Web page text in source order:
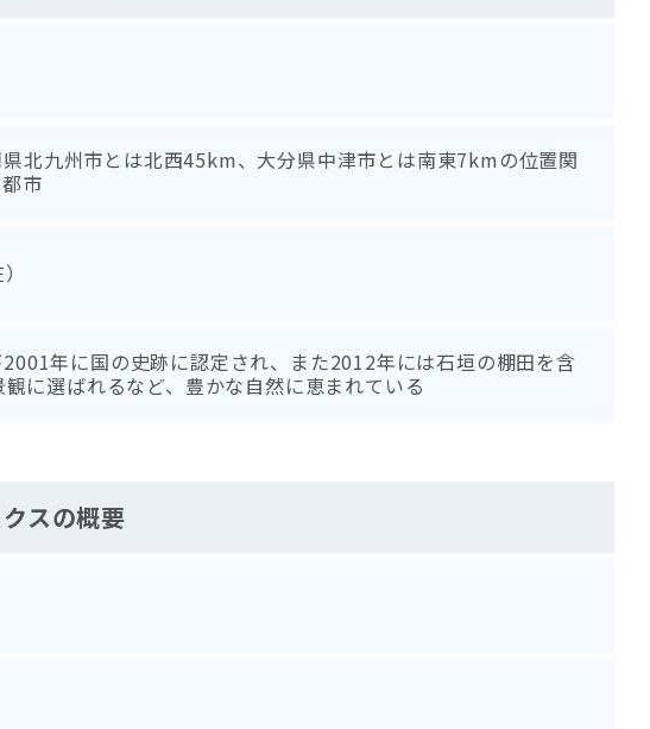
北九州市とは北西45km、大分県中津市とは南東7kmの位置関
市
年に国の史跡に認定され、また2012年には石垣の棚田を含
に選ばれるなど、豊かな自然に恵まれている
スの概要